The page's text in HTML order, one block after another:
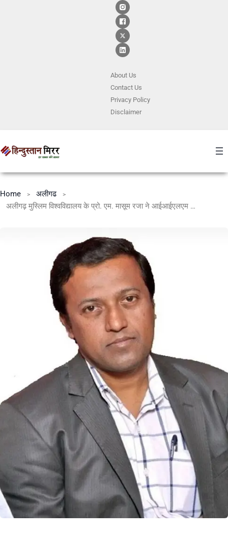
About Us
ContactUs
Privacy Policy
Disclaimer
Home
अलीगढ
अलीगढ़ मुस्लिम विश्वविद्यालय के प्रो. एम. मासूम रजा ने आईआईएलएम विश्वविद्यालय के वेबिनार में दिया व्याख्यान